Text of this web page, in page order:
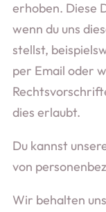
erhoben. Diese
wenn du uns
stellst,
per Email oder
dies erlaubt.
Du kannst
von
Wir behalten